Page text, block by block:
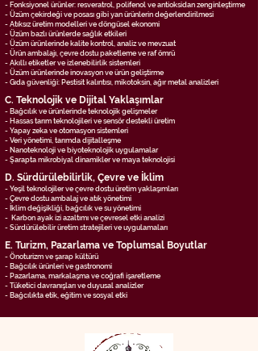
- Fonksiyonel ürünler: resveratrol, polifenol ve antioksidan zenginleştirme
- Üzüm çekirdeği ve posası gibi yan ürünlerin değerlendirilmesi
- Atıksız üretim modelleri ve döngüsel ekonomi
- Üzüm bazlı ürünlerde sağlık etkileri
- Üzüm ürünlerinde kalite kontrol, analiz ve mevzuat
- Ürün ambalajı, çevre dostu paketleme ve raf ömrü
- Akıllı etiketler ve izlenebilirlik sistemleri
- Üzüm ürünlerinde inovasyon ve ürün geliştirme
- Gıda güvenliği: Pestisit kalıntısı, mikotoksin, ağır metal analizleri
C. Teknolojik ve Dijital Yaklaşımlar
- Bağcılık ve ürünlerinde teknolojik gelişmeler
- Hassas tarım teknolojileri ve sensör destekli üretim
- Yapay zeka ve otomasyon sistemleri
- Veri yönetimi, tarımda dijitalleşme
- Nanoteknoloji ve biyoteknolojik uygulamalar
- Şarapta mikrobiyal dinamikler ve maya teknolojisi
D. Sürdürülebilirlik, Çevre ve İklim
- Yeşil teknolojiler ve çevre dostu üretim yaklaşımları
- Çevre dostu ambalaj ve atık yönetimi
- İklim değişikliği, bağcılık ve su yönetimi
- Karbon ayak izi azaltımı ve çevresel etki analizi
- Sürdürülebilir üretim stratejileri ve uygulamaları
E. Turizm, Pazarlama ve Toplumsal Boyutlar
- Önoturizm ve şarap kültürü
- Bağcılık ürünleri ve gastronomi
- Pazarlama, markalaşma ve coğrafi işaretleme
- Tüketici davranışları ve duyusal analizler
- Bağcılıkta etik, eğitim ve sosyal etki